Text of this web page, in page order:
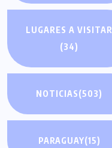
LUGARES A VISITAR
(34)
NOTICIAS(503)
PARAGUAY(15)